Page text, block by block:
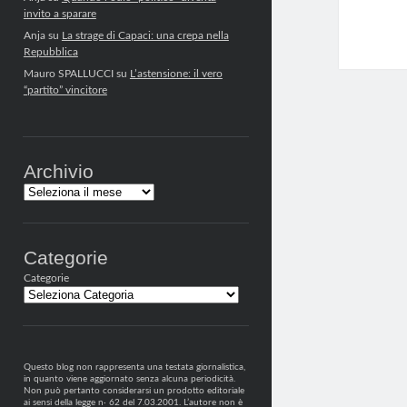
invito a sparare
Anjasu La strage di Capaci: una crepa nella
Repubblica
Mauro SPALLUCCIsu L’astensione: il vero
“partito” vincitore
Archivio
Archivi
Categorie
Categorie
Questo blog non rappresenta una testata giornalistica,
in quanto viene aggiornato senza alcuna periodicità.
Non può pertanto considerarsi un prodotto editoriale
ai sensi della legge n· 62 del 7.03.2001. L’autore non è